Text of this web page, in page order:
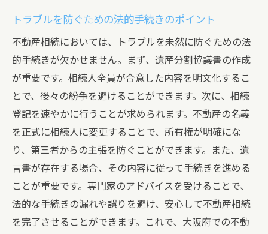
トラブルを防ぐための法的手続きのポイント
不動産相続においては、トラブルを未然に防ぐための法
的手続きが欠かせません。まず、遺産分割協議書の作成
が重要です。相続人全員が合意した内容を明文化するこ
とで、後々の紛争を避けることができます。次に、相続
登記を速やかに行うことが求められます。不動産の名義
を正式に相続人に変更することで、所有権が明確にな
り、第三者からの主張を防ぐことができます。また、遺
言書が存在する場合、その内容に従って手続きを進める
ことが重要です。専門家のアドバイスを受けることで、
法的な手続きの漏れや誤りを避け、安心して不動産相続
を完了させることができます。これで、大阪府での不動